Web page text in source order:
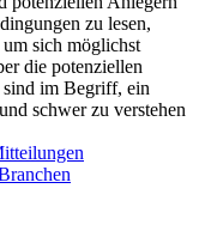
zu lesen,
sich möglichst
die potenziellen
sind im Begriff, ein
schwer zu verstehen